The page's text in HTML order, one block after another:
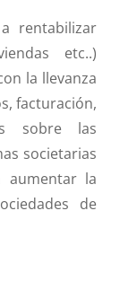
rentabilizar
etc..)
la llevanza
facturación,
sobre las
societarias
aumentar la
de